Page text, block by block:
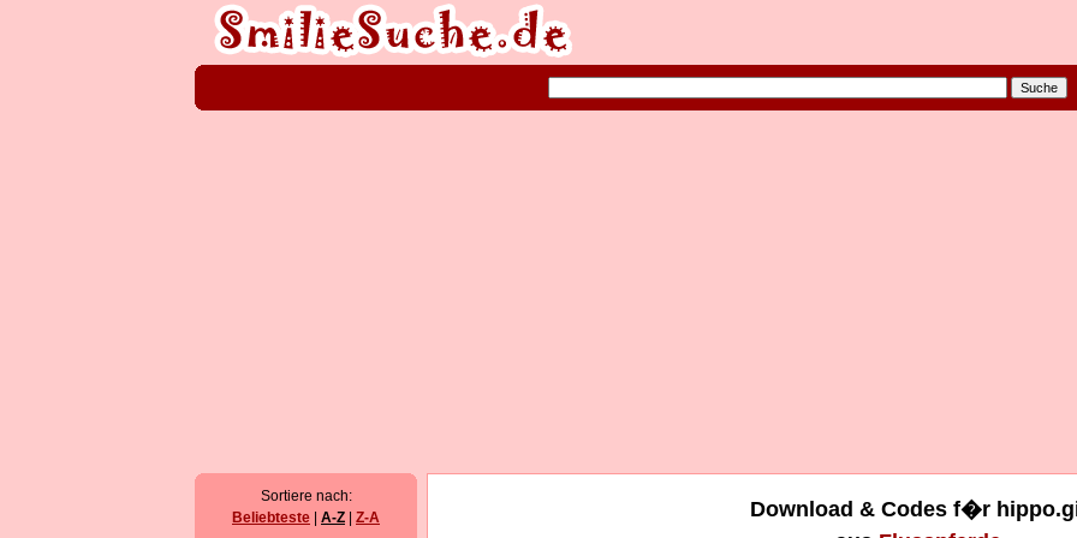
Sortiere nach:
Beliebteste
A-Z Z-A
Download & Codes f�r